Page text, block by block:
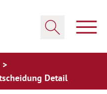
Detail